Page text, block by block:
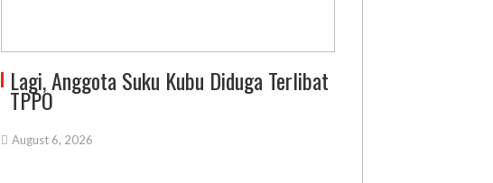
Lagi, Anggota Suku Kubu Diduga Terlibat
TPPO
August 6, 2026